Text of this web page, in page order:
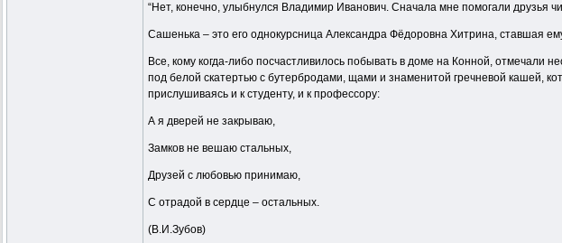
“Нет, конечно, улыбнулся Владимир Иванович. Сначала мне помогали друзья
Сашенька – это его однокурсница Александра Фёдоровна Хитрина, ставшая
Все, кому когда-либо посчастливилось побывать в доме на Конной, отмечали
под белой скатертью с бутербродами, щами и знаменитой гречневой кашей,
прислушиваясь и к студенту, и к профессору:
А я дверей не закрываю,
Замков не вешаю стальных,
Друзей с любовью принимаю,
С отрадой в сердце – остальных.
(В.И.Зубов)